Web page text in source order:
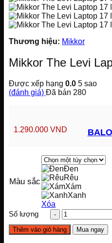
Thương hiệu: Mikkor
Mikkor The Levi
Được xếp hạng 0.0 5 sao
(đánh giá) Đã bán 280
1.290.000 VND
Màu sắc
Đen
Rêu
Xám
Xanh
Xóa
Mikkor
The
Levi
Thêm vào giỏ hàng Mua ngay